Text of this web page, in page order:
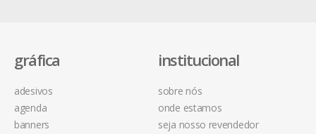
institucional
sobre nós
onde estamos
seja nosso revendedor
gráfica
adesivos
agenda
banners